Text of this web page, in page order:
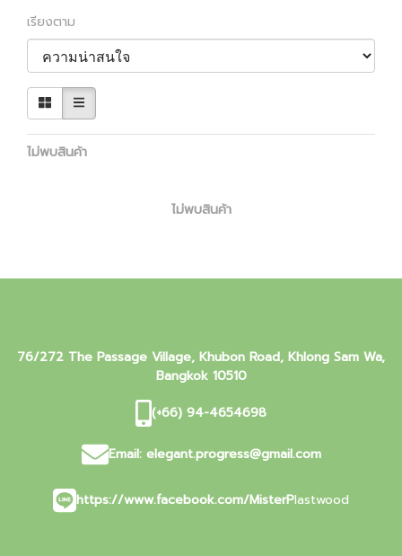
เรียงตาม
ไม่พบสินค้า
ไม่พบสินค้า
76/272 The Passage Village, Khubon Road, Khlong Sam Wa,
Bangkok 10510
(+66) 94-4654698
Email: elegant.progress@gmail.com
https://www.facebook.com/MisterPlastwood